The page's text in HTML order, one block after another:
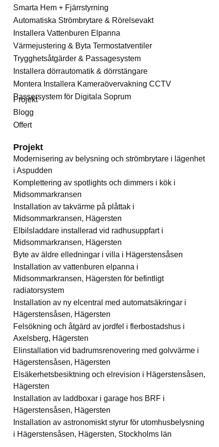
Smarta Hem + Fjärrstyrning
Automatiska Strömbrytare & Rörelsevakt
Installera Vattenburen Elpanna
Värmejustering & Byta Termostatventiler
Trygghetsåtgärder & Passagesystem
Installera dörrautomatik & dörrstängare
Montera Installera Kameraövervakning CCTV
Passersystem för Digitala Soprum
Projekt
Blogg
Offert
Projekt
Modernisering av belysning och strömbrytare i lägenhet
i Aspudden
Komplettering av spotlights och dimmers i kök i
Midsommarkransen
Installation av takvärme på plåttak i
Midsommarkransen, Hägersten
Elbilsladdare installerad vid radhusuppfart i
Midsommarkransen, Hägersten
Byte av äldre elledningar i villa i Hägerstensåsen
Installation av vattenburen elpanna i
Midsommarkransen, Hägersten för befintligt
radiatorsystem
Installation av ny elcentral med automatsäkringar i
Hägerstensåsen, Hägersten
Felsökning och åtgärd av jordfel i flerbostadshus i
Axelsberg, Hägersten
Elinstallation vid badrumsrenovering med golvvärme i
Hägerstensåsen, Hägersten
Elsäkerhetsbesiktning och elrevision i Hägerstensåsen,
Hägersten
Installation av laddboxar i garage hos BRF i
Hägerstensåsen, Hägersten
Installation av astronomiskt styrur för utomhusbelysning
i Hägerstensåsen, Hägersten, Stockholms län